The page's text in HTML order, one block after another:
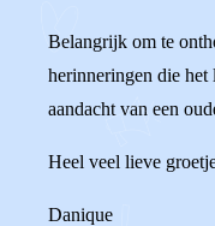
Belangrijk om te
herinneringen die het
aandacht van een
Heel veel lieve
Danique